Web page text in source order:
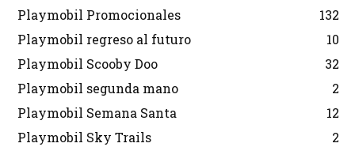
Playmobil Promocionales
132
Playmobil regreso al futuro
10
Playmobil Scooby Doo
32
Playmobil segunda mano
2
Playmobil Semana Santa
12
Playmobil Sky Trails
2